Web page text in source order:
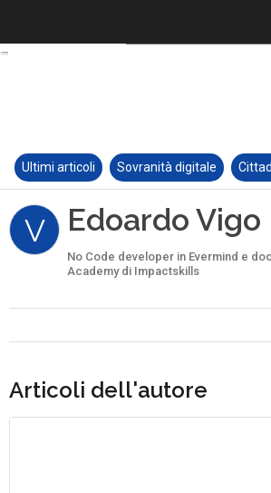
Ultimi articoli Sovranità digitale
V Edoardo Vigo
No Code developer in Evermind e
Academy di Impactskills
Articoli dell'autore